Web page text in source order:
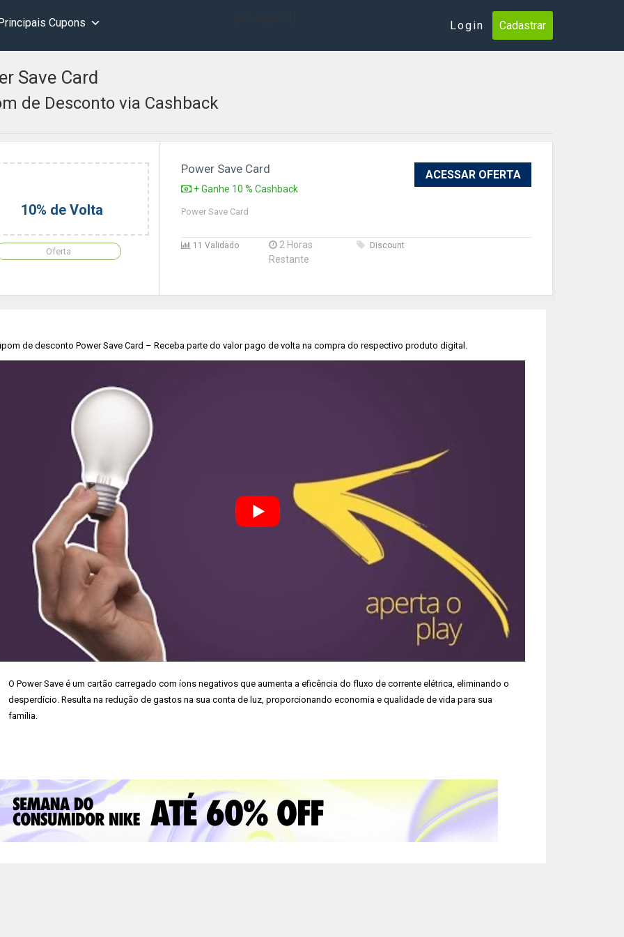
Cupons Login Cadastrar
Save Card
de Desconto via Cashback
10% de Volta
Oferta
Power Save Card
+ Ganhe 10 % Cashback
ACESSAR OFERTA
Power Save Card
11 Validado
2 Horas
Restante
Discount
de desconto Power Save Card – Receba parte do valor pago de volta na compra do respectivo produto digital.
O Power Save é um cartão carregado com íons negativos que aumenta a eficência do fluxo de corrente elétrica, eliminando o
desperdício. Resulta na redução de gastos na sua conta de luz, proporcionando economia e qualidade de vida para sua
família.